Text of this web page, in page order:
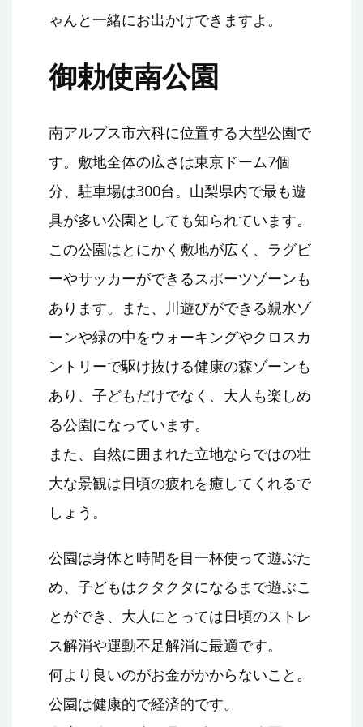
ゃんと一緒にお出かけできますよ。
御勅使南公園
南アルプス市六科に位置する大型公園で
す。敷地全体の広さは東京ドーム7個
分、駐車場は300台。山梨県内で最も遊
具が多い公園としても知られています。
この公園はとにかく敷地が広く、ラグビ
ーやサッカーができるスポーツゾーンも
あります。また、川遊びができる親水ゾ
ーンや緑の中をウォーキングやクロスカ
ントリーで駆け抜ける健康の森ゾーンも
あり、子どもだけでなく、大人も楽しめ
る公園になっています。
また、自然に囲まれた立地ならではの壮
大な景観は日頃の疲れを癒してくれるで
しょう。
公園は身体と時間を目一杯使って遊ぶた
め、子どもはクタクタになるまで遊ぶこ
とができ、大人にとっては日頃のストレ
ス解消や運動不足解消に最適です。
何より良いのがお金がかからないこと。
公園は健康的で経済的です。